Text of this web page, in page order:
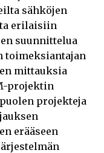
sähköjen
erilaisiin
suunnittelua
toimeksiantajan
mittauksia
projektin
projekteja
erääseen